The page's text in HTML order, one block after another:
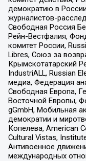
демократию в
журналистов-
Свободная Россия
Рейн-Вестфалия,
комитет России,
Libres, Союз за
Крымскотатарский
IndustriALL, Russian
медиа, Федерация
Свободная Европа,
Восточной Европы,
gGmbH, Мобильная
демократии и
Копелева, American
Cultural Vistas,
Антивоенное
международных